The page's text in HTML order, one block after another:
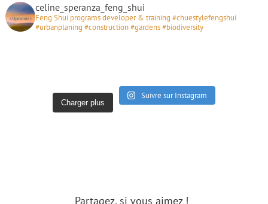
celine_speranza_feng_shui
Feng Shui programs developer & training #chuestylefengshui
#urbanplaning #construction #gardens #biodiversity
Charger plus
Suivre sur Instagram
Partagez, si vous aimez !